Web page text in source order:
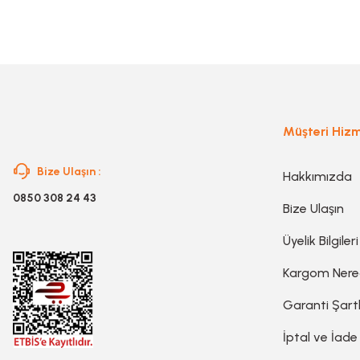
Kanal Açma Makinesi
Sac & Sünger Kesme
Matkap & Matkap Ucu
Bize Ulaşın :
0850 308 24 43
Müşteri
Hakkımızda
Bize Ulaşın
Üyelik Bilgileri
Kargom
Garanti
İptal ve İade